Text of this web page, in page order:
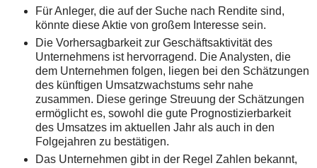
Für Anleger, die auf der Suche nach Rendite sind,
könnte diese Aktie von großem Interesse sein.
Die Vorhersagbarkeit zur Geschäftsaktivität des
Unternehmens ist hervorragend. Die Analysten, die
dem Unternehmen folgen, liegen bei den Schätzungen
des künftigen Umsatzwachstums sehr nahe
zusammen. Diese geringe Streuung der Schätzungen
ermöglicht es, sowohl die gute Prognostizierbarkeit
des Umsatzes im aktuellen Jahr als auch in den
Folgejahren zu bestätigen.
Das Unternehmen gibt in der Regel Zahlen bekannt,